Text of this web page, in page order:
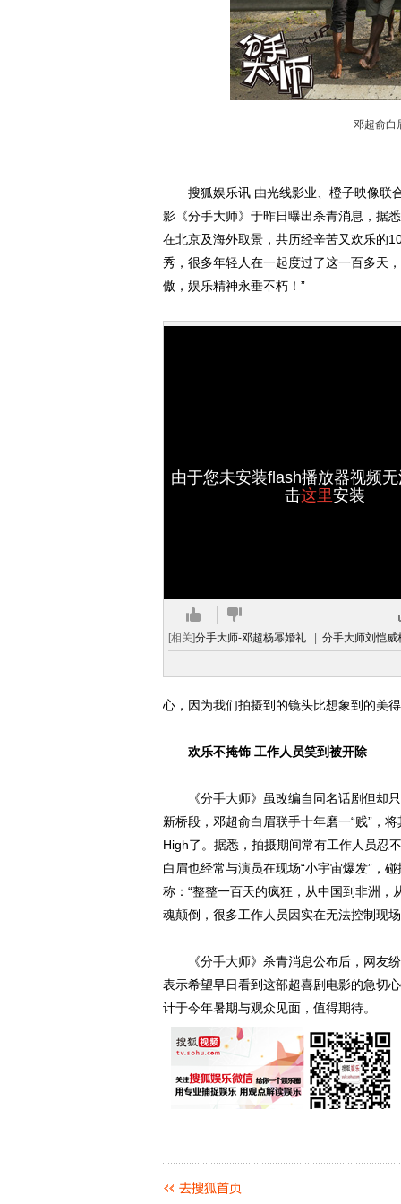
邓超俞白
搜狐娱乐讯 由光线影业、橙子映像联
影《分手大师》于昨日曝出杀青消息，据
在北京及海外取景，共历经辛苦又欢乐的
秀，很多年轻人在一起度过了这一百多天
傲，娱乐精神永垂不朽！”
由于您未安装flash播放器视频
击这里安装
[相关]分手大师-邓超杨幂婚礼.. 分手大师刘恺威
心，因为我们拍摄到的镜头比想象到的美
欢乐不掩饰 工作人员笑到被开除
《分手大师》虽改编自同名话剧但却只
新桥段，邓超俞白眉联手十年磨一“贱”，
High了。据悉，拍摄期间常有工作人员忍
白眉也经常与演员在现场“小宇宙爆发”，
称：“整整一百天的疯狂，从中国到非洲
魂颠倒，很多工作人员因实在无法控制现
《分手大师》杀青消息公布后，网友纷
表示希望早日看到这部超喜剧电影的急切
计于今年暑期与观众见面，值得期待。